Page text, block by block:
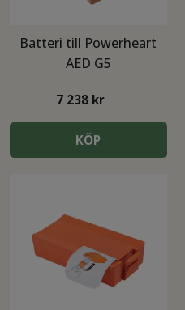
Batteri till Powerheart
AED G5
7 238 kr
KÖP